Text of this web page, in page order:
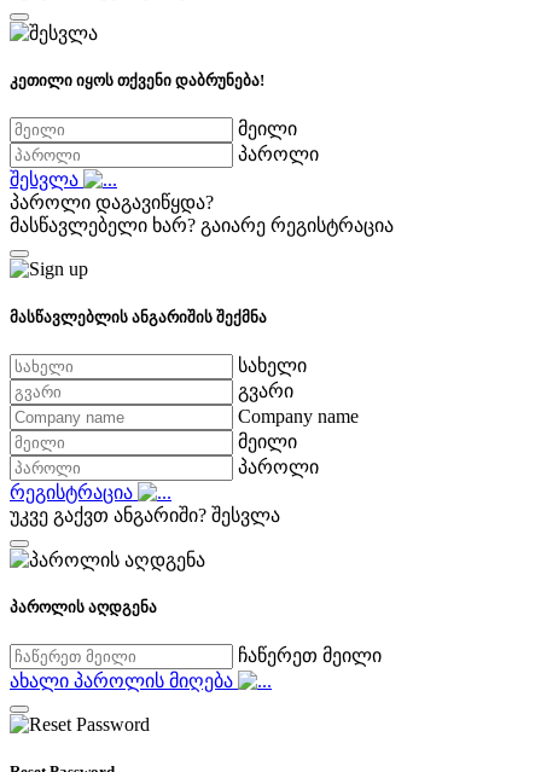
კეთილი იყოს თქვენი დაბრუნება!
მეილი
პაროლი
შესვლა
პაროლი დაგავიწყდა?
მასწავლებელი ხარ? გაიარე რეგისტრაცია
მასწავლებლის ანგარიშის შექმნა
სახელი
გვარი
Company name
მეილი
პაროლი
რეგისტრაცია
უკვე გაქვთ ანგარიში? შესვლა
პაროლის აღდგენა
ჩაწერეთ მეილი
ახალი პაროლის მიღება